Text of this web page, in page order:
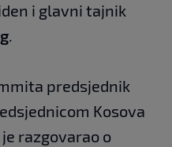
i glavni tajnik
.
predsjednik
Kosova
razgovarao o